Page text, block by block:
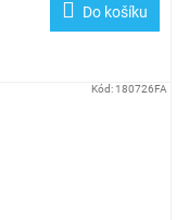
Do košíku
Kód: 180726FA